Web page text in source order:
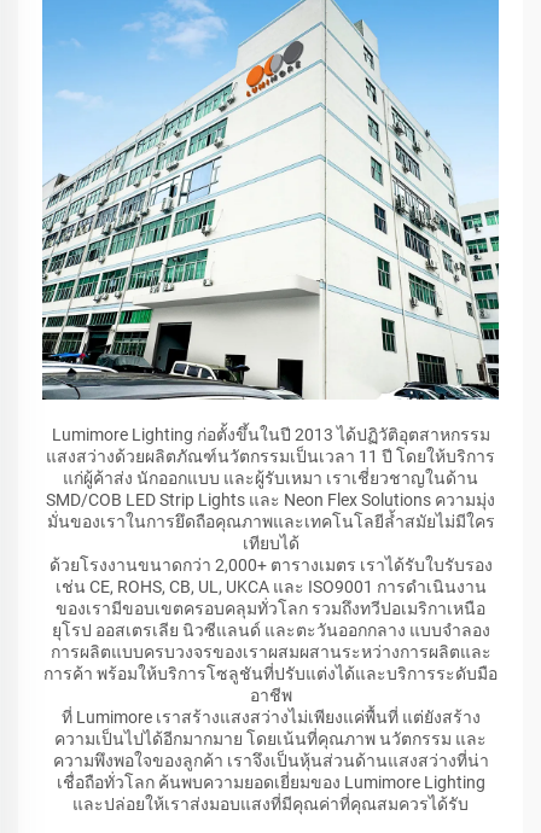
Lumimore Lighting ก่อตั้งขึ้นในปี 2013 ได้ปฏิวัติอุตสาหกรรม
แสงสว่างด้วยผลิตภัณฑ์นวัตกรรมเป็นเวลา 11 ปี โดยให้บริการ
แก่ผู้ค้าส่ง นักออกแบบ และผู้รับเหมา เราเชี่ยวชาญในด้าน
SMD/COB LED Strip Lights และ Neon Flex Solutions ความมุ่ง
มั่นของเราในการยึดถือคุณภาพและเทคโนโลยีล้ำสมัยไม่มีใคร
เทียบได้
ด้วยโรงงานขนาดกว่า 2,000+ ตารางเมตร เราได้รับใบรับรอง
เช่น CE, ROHS, CB, UL, UKCA และ ISO9001 การดำเนินงาน
ของเรามีขอบเขตครอบคลุมทั่วโลก รวมถึงทวีปอเมริกาเหนือ
ยุโรป ออสเตรเลีย นิวซีแลนด์ และตะวันออกกลาง แบบจำลอง
การผลิตแบบครบวงจรของเราผสมผสานระหว่างการผลิตและ
การค้า พร้อมให้บริการโซลูชันที่ปรับแต่งได้และบริการระดับมือ
อาชีพ
ที่ Lumimore เราสร้างแสงสว่างไม่เพียงแค่พื้นที่ แต่ยังสร้าง
ความเป็นไปได้อีกมากมาย โดยเน้นที่คุณภาพ นวัตกรรม และ
ความพึงพอใจของลูกค้า เราจึงเป็นหุ้นส่วนด้านแสงสว่างที่น่า
เชื่อถือทั่วโลก ค้นพบความยอดเยี่ยมของ Lumimore Lighting
และปล่อยให้เราส่งมอบแสงที่มีคุณค่าที่คุณสมควรได้รับ